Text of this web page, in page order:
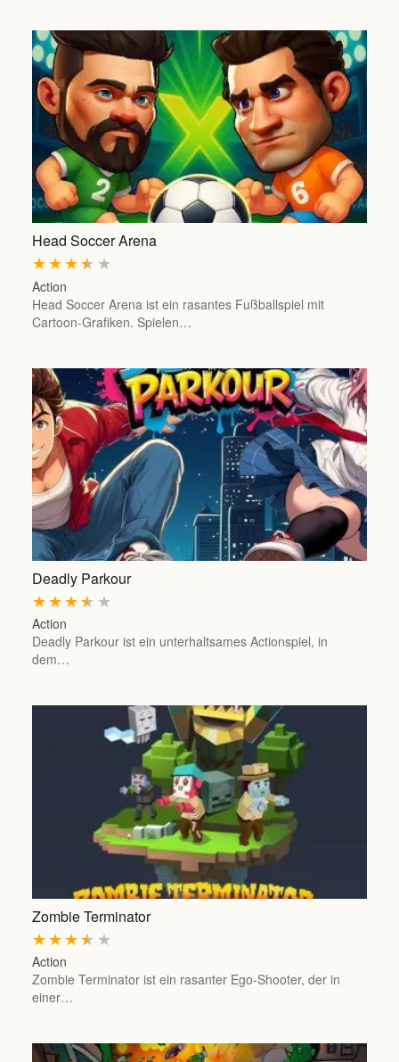
Head Soccer Arena
★
★
★
★
★
Action
Head Soccer Arena ist ein rasantes Fußballspiel mit
Cartoon-Grafiken. Spielen…
Deadly Parkour
★
★
★
★
★
Action
Deadly Parkour ist ein unterhaltsames Actionspiel, in
dem…
Zombie Terminator
★
★
★
★
★
Action
Zombie Terminator ist ein rasanter Ego-Shooter, der in
einer…